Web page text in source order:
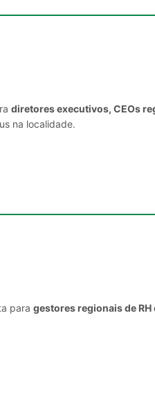
diretores executivos, CEOs
na localidade.
para gestores regionais de